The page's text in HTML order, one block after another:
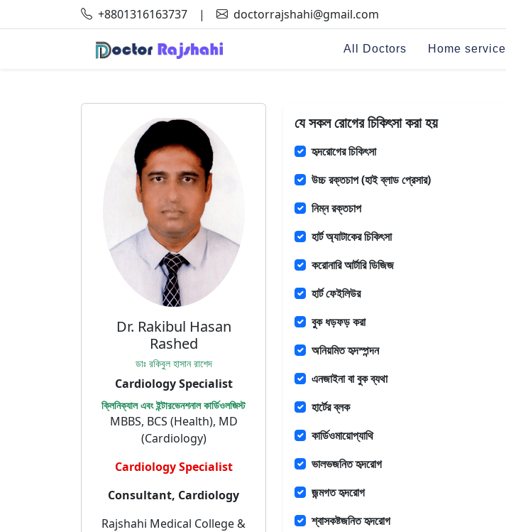
+8801316163737 | doctorrajshahi@gmail.com
All Doctors Home service
Dr. Rakibul Hasan
Rashed
ডাঃ রকিবুল হাসান রাশেদ
Cardiology Specialist
ক্লিনিক্যাল এবং ইন্টারভেনশনাল কার্ডিওলজিস্ট
MBBS, BCS (Health), MD
(Cardiology)
Cardiology Specialist
Consultant, Cardiology
Rajshahi Medical College &
যে সকল রোগের চিকিৎসা করা হয়
হৃদরোগের চিকিৎসা
উচ্চ রক্তচাপ (হাই ব্লাড প্রেসার)
নিম্ন রক্তচাপ
হার্ট অ্যাটাকের চিকিৎসা
করোনারি আর্টারি ডিজিজ
হার্ট ফেইলিউর
বুক ধড়ফড় করা
অনিয়মিত হৃদস্পন্দন
এনজাইনা বা বুক ব্যথা
হার্টের ব্লক
কার্ডিওমায়োপ্যাথি
ভালভজনিত হৃদরোগ
জন্মগত হৃদরোগ
শ্বাসকষ্টজনিত হৃদরোগ